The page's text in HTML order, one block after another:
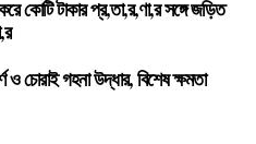
কোটি টাকার প্র,তা,র,ণা,র সঙ্গে জড়িত
ও চোরাই গহনা উদ্ধার, বিশেষ ক্ষমতা